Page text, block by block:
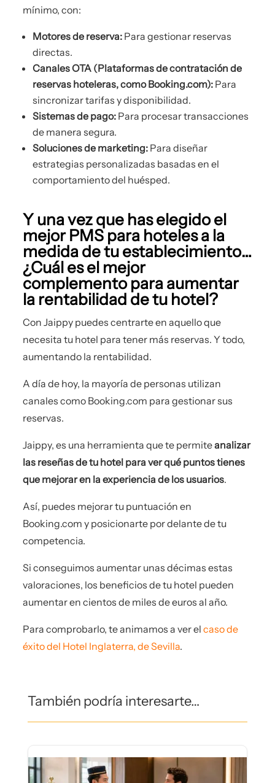
mínimo, con:
Motores de reserva: Para gestionar reservas
directas.
Canales OTA (Plataformas de contratación de
reservas hoteleras, como Booking.com): Para
sincronizar tarifas y disponibilidad.
Sistemas de pago: Para procesar transacciones
de manera segura.
Soluciones de marketing: Para diseñar
estrategias personalizadas basadas en el
comportamiento del huésped.
Y una vez que has elegido el
mejor PMS para hoteles a la
medida de tu establecimiento…
¿Cuál es el mejor
complemento para aumentar
la rentabilidad de tu hotel?
Con Jaippy puedes centrarte en aquello que
necesita tu hotel para tener más reservas. Y todo,
aumentando la rentabilidad.
A día de hoy, la mayoría de personas utilizan
canales como Booking.com para gestionar sus
reservas.
Jaippy, es una herramienta que te permiteanalizar
las reseñas de tu hotel para ver qué puntos tienes
que mejorar en la experiencia de los usuarios.
Así, puedes mejorar tu puntuación en
Booking.com y posicionarte por delante de tu
competencia.
Si conseguimos aumentar unas décimas estas
valoraciones, los beneficios de tu hotel pueden
aumentar en cientos de miles de euros al año.
Para comprobarlo, te animamos a ver elcaso de
éxito del Hotel Inglaterra, de Sevilla.
También podría interesarte…